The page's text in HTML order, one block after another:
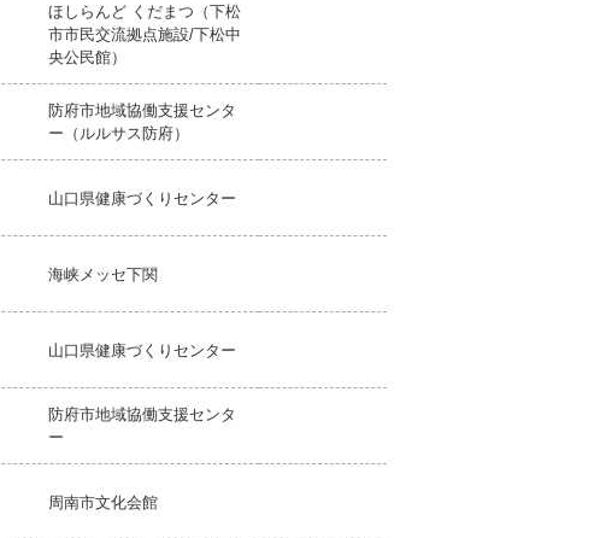
ほしらんど くだまつ（下松
市市民交流拠点施設/下松中
央公民館）
防府市地域協働支援センタ
ー（ルルサス防府）
山口県健康づくりセンター
海峡メッセ下関
山口県健康づくりセンター
防府市地域協働支援センタ
ー
周南市文化会館